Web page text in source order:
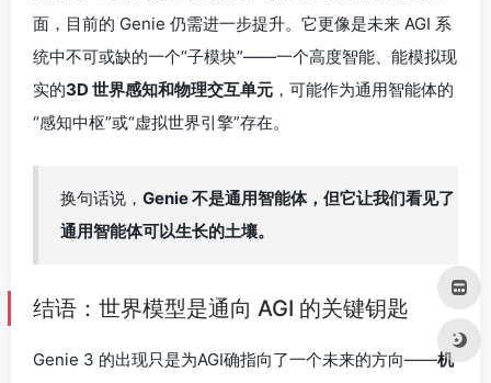
结语：世界模型是通向 AGI 的关键钥匙
Genie 3 的出现只是为AGI确指向了一个未来的方向——机
器智能不应止步于理解语言或生成图像，更应该具备对世
界的感知、建模与推理能力。
它所构建的高维“世界状态”向量、实时可交互的物理模拟能
力，以及对因果结构的涌现理解，构成了未来通用智能体
建模的能力，AI 才可能逐步接近人类的理解方式，拥有“身
临其境”的认知体验。
正如 DeepMind 创始人 Demis Hassabis 所言：